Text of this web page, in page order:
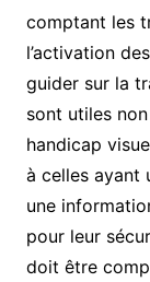
comptant les
l’activation
guider sur la
sont utiles
handicap
à celles ayant
une
pour leur
doit être